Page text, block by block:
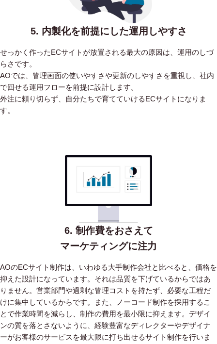
5. 内製化を前提にした運用しやすさ
せっかく作ったECサイトが放置される最大の原因は、運用のしづ
らさです。
AOでは、管理画面の使いやすさや更新のしやすさを重視し、社内
で回せる運用フローを前提に設計します。
外注に頼り切らず、自分たちで育てていけるECサイトになりま
す。
6. 制作費をおさえて
マーケティングに注力
AOのECサイト制作は、いわゆる大手制作会社と比べると、価格を
抑えた設計になっています。 それは品質を下げているからではあ
りません。営業部門や過剰な管理コストを持たず、必要な工程だ
けに集中しているからです。
また、ノーコード制作を採用するこ
とで作業時間を減らし、制作の費用を最小限に抑えます。デザイ
ンの質を落とさないように、経験豊富なディレクターやデザイナ
ーがお客様のサービスを最大限に打ち出せるサイト制作を行いま